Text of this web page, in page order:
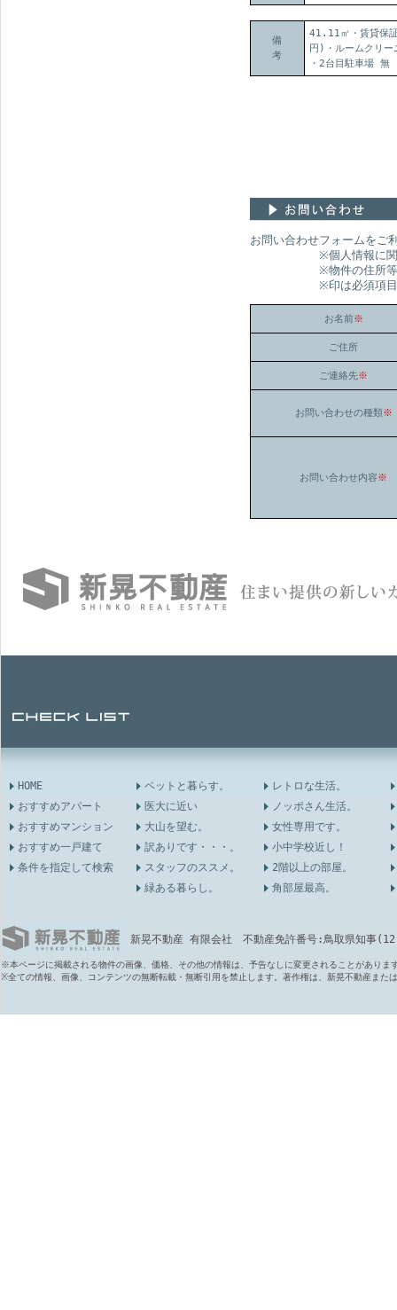
備
考
41.11㎡・賃貸保
円)・ルームクリ
・2台目駐車場 無
お問い合わせフォームをご
※個人情報に関わるお
※物件の住所等の所在
※印は必須項目です。
お名前※
ご住所
ご連絡先※
お問い合わせの種類※
お問い合わせ内容※
HOME
おすすめアパート
おすすめマンション
おすすめ一戸建て
条件を指定して検索
ペットと暮らす。
医大に近い
大山を望む。
訳ありです・・・。
スタッフのススメ。
緑ある暮らし。
レトロな生活。
ノッポさん生活。
女性専用です。
小中学校近し！
2階以上の部屋。
角部屋最高。
新晃不動産 有限会社 不動産免許番号:鳥取県知事
※本ページに掲載される物件の画像、価格、その他の情報は、予告なしに変更されることがありま
※全ての情報、画像、コンテンツの無断転載・無断引用を禁止します。著作権は、新晃不動産また